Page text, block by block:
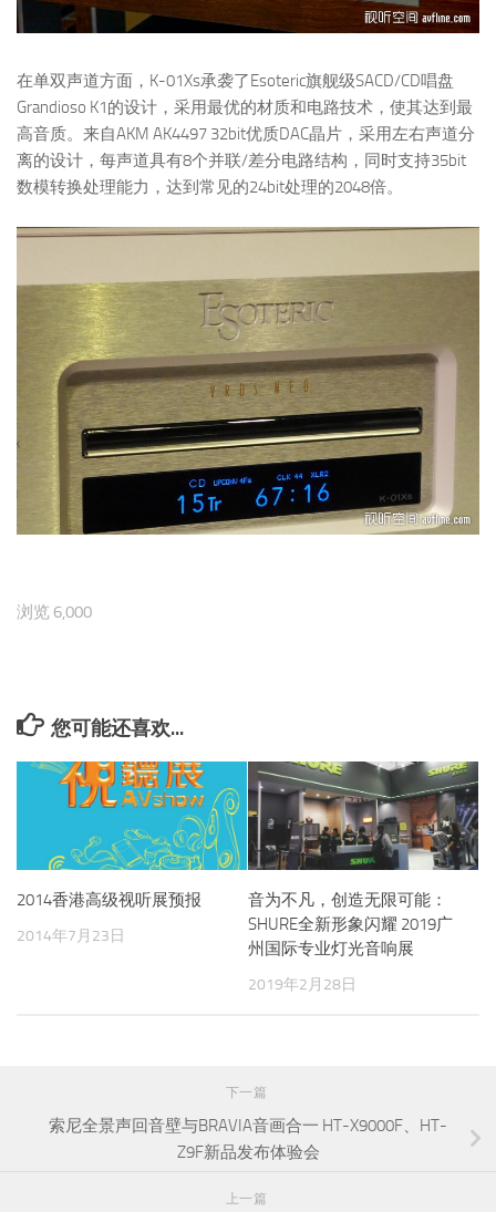
在单双声道方面，K-01Xs承袭了Esoteric旗舰级SACD/CD唱盘
Grandioso K1的设计，采用最优的材质和电路技术，使其达到最
高音质。来自AKM AK4497 32bit优质DAC晶片，采用左右声道分
离的设计，每声道具有8个并联/差分电路结构，同时支持35bit
数模转换处理能力，达到常见的24bit处理的2048倍。
浏览 6,000
您可能还喜欢...
2014香港高级视听展预报
2014年7月23日
音为不凡，创造无限可能：
SHURE全新形象闪耀 2019广
州国际专业灯光音响展
2019年2月28日
下一篇
索尼全景声回音壁与BRAVIA音画合一 HT-X9000F、HT-
Z9F新品发布体验会
上一篇